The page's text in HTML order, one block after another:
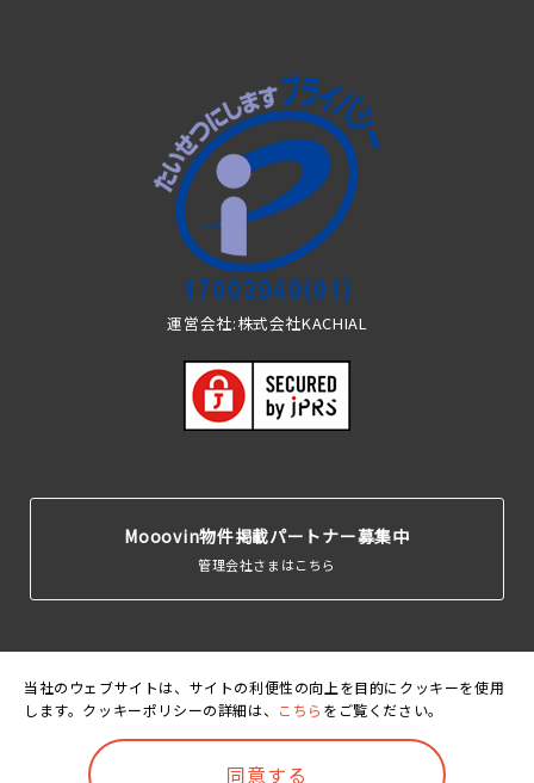
当社のウェブサイトは、サイトの利便性の向上を目的にクッキーを使用
します。クッキーポリシーの詳細は、
こちら をご覧ください。
同意する
運営会社:株式会社KACHIAL
Mooovin物件掲載パートナー募集中
管理会社さまはこちら
運営会 利用規 個人情報保護 クッキーポリ 賃貸住宅居住者総
©Mooovin. All rights reserved.